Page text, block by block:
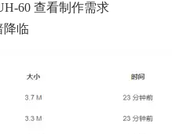
60 查看制作需求
降临